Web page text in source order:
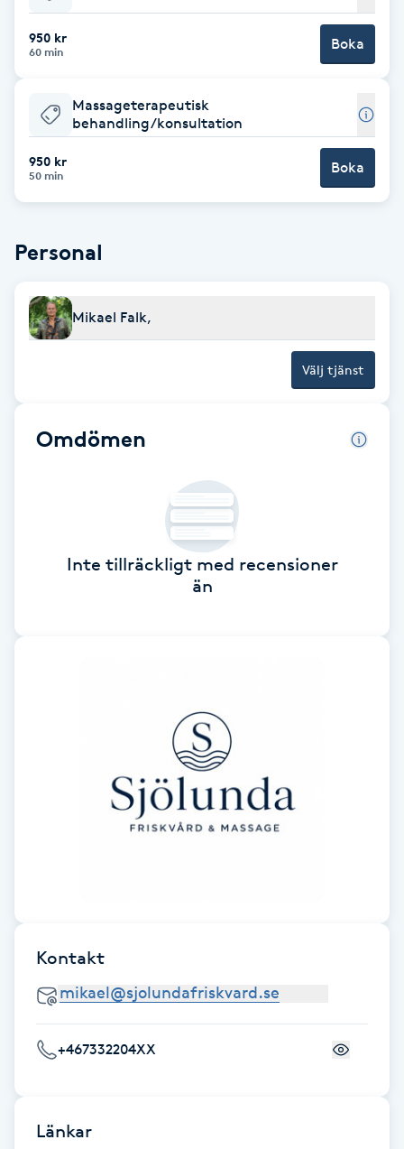
Babylights
Balayage
Bambumassage
Barber
Blowout
Brynformning
Diamantslipning
Enzympeeling
950 kr
60 min Boka
Massageterapeutisk
behandling/konsultation
950 kr
50 min Boka
Personal
Mikael Falk,
Välj tjänst
Omdömen
Inte tillräckligt med recensioner
än
Kontakt
+467332204XX
Länkar